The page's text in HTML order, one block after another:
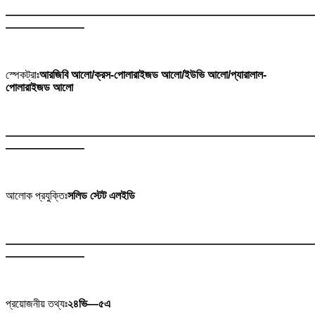
———————
স্পেকট্রাঃআরজিবি আলো/ক্রস-পোলারাইজড আলো/ইউভি আলো/প্যারালাল-
পোলারাইজড আলো
———————
আলোক প্রযুক্তিঃসলিড স্টেট এলইডি
———————
প্রয়োজনীয় তথ্যঃ২৪ভি—৫এ